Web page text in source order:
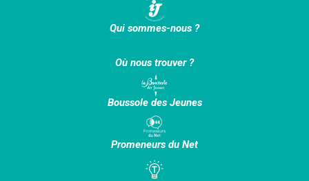
Qui sommes-nous ?
Où nous trouver ?
Boussole des Jeunes
Promeneurs du Net